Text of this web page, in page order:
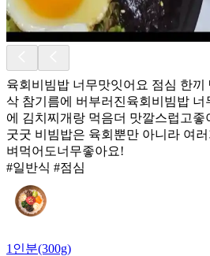
육회비빔밥 너무맛잇어요 점심 한
삭 참기름에 버부러진육회비빔밥 너
에 김치찌개랑 먹음더 맛깔스럽고
굿굿 비빔밥은 육회뿐만 아니라 여
벼먹어도너무좋아요!
#일반식 #점심
1인분(300g)